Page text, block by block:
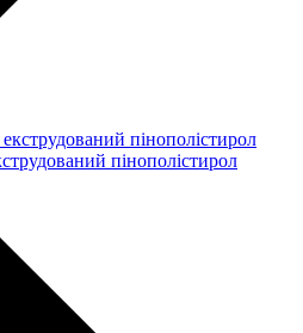
пінополістирол